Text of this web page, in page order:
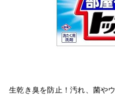
生乾き臭を防止！汚れ、菌や